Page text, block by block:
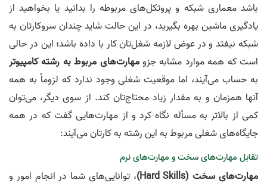
باشد معماری شبکه و پروتکل‌های مربوطه را بدانید یا بخواهید از
یادگیری ماشین بهره بگیرید، در این حالت شاید چندان سرو‌کارتان به
شبکه نیفتد و در عوض لازمه شغل‌تان کار با داده باشد؛ این در حالی
است که همه موارد مشابه جزومهارت‌های مربوط به رشته کامپیوتر
به حساب می‌آیند، اما موقعیت شغلی وجود ندارد که لزوماً به همه
آنها همزمان و به مقدار زیاد محتاج‌تان کند. از سوی دیگر، می‌توان
کمی از بالاتر به مسأله نگاه کرد و از مهارت‌هایی گفت که در همه
جایگاه‌های شغلی مربوط به این رشته به کارتان می‌آیند:
تقابل مهارت‌های سخت و مهارت‌های نرم
مهارت‌های سخت (Hard Skills)
، توانایی‌های شما در انجام امور و